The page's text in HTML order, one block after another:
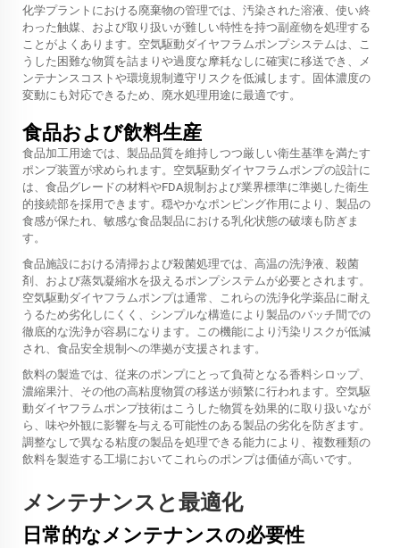
化学プラントにおける廃棄物の管理では、汚染された溶液、使い終
わった触媒、および取り扱いが難しい特性を持つ副産物を処理する
ことがよくあります。空気駆動ダイヤフラムポンプシステムは、こ
うした困難な物質を詰まりや過度な摩耗なしに確実に移送でき、メ
ンテナンスコストや環境規制遵守リスクを低減します。固体濃度の
変動にも対応できるため、廃水処理用途に最適です。
食品および飲料生産
食品加工用途では、製品品質を維持しつつ厳しい衛生基準を満たす
ポンプ装置が求められます。空気駆動ダイヤフラムポンプの設計に
は、食品グレードの材料やFDA規制および業界標準に準拠した衛生
的接続部を採用できます。穏やかなポンピング作用により、製品の
食感が保たれ、敏感な食品製品における乳化状態の破壊も防ぎま
す。
食品施設における清掃および殺菌処理では、高温の洗浄液、殺菌
剤、および蒸気凝縮水を扱えるポンプシステムが必要とされます。
空気駆動ダイヤフラムポンプは通常、これらの洗浄化学薬品に耐え
うるため劣化しにくく、シンプルな構造により製品のバッチ間での
徹底的な洗浄が容易になります。この機能により汚染リスクが低減
され、食品安全規制への準拠が支援されます。
飲料の製造では、従来のポンプにとって負荷となる香料シロップ、
濃縮果汁、その他の高粘度物質の移送が頻繁に行われます。空気駆
動ダイヤフラムポンプ技術はこうした物質を効果的に取り扱いなが
ら、味や外観に影響を与える可能性のある製品の劣化を防ぎます。
調整なしで異なる粘度の製品を処理できる能力により、複数種類の
飲料を製造する工場においてこれらのポンプは価値が高いです。
メンテナンスと最適化
日常的なメンテナンスの必要性